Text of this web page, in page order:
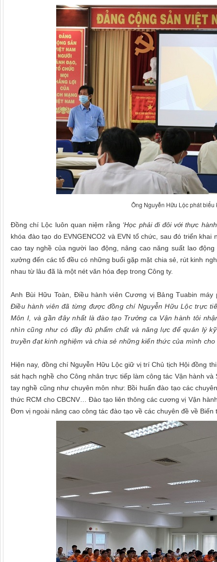
Ông Nguyễn Hữu Lộc phát
Đồng chí Lộc luôn quan niệm rằng ‘Học phải đi đôi với thực
khóa đào tạo do EVNGENCO2 và EVN tổ chức, sau đó triển
cao tay nghề của người lao động, nâng cao năng suất lao
xưởng đến các tổ đều có những buổi gặp mặt chia sẻ, rút kinh
nhau từ lâu đã là một nét văn hóa đẹp trong Công ty.
Anh Bùi Hữu Toàn, Điều hành viên Cương vị Bảng Tuabin
Điều hành viên đã từng được đồng chí Nguyễn Hữu Lộc trực
Môn I, và gần đây nhất là đào tạo Trưởng ca Vận hành tôi
nhìn cũng như có đầy đủ phẩm chất và năng lực để quản lý
truyền đạt kinh nghiệm và chia sẻ những kiến thức của mình
Hiện nay, đồng chí Nguyễn Hữu Lộc giữ vị trí Chủ tịch Hội đồng
sát hạch nghề cho Công nhân trực tiếp làm công tác Vận hành
tay nghề cũng như chuyên môn như: Bồi huấn đào tạo các
thức RCM cho CBCNV… Đào tạo liên thông các cương vị Vận
Đơn vị ngoài nâng cao công tác đào tạo về các chuyên đề về